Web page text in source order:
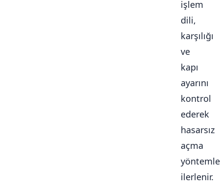
işlem
dili,
karşılığı
ve
kapı
ayarını
kontrol
ederek
hasarsız
açma
ilerlenir.